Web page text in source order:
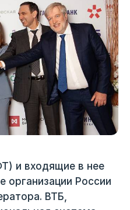
и входящие в нее
организации России
ВТБ,